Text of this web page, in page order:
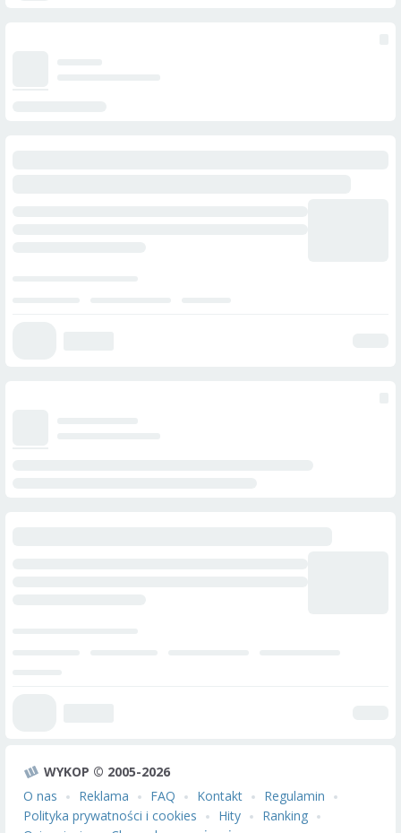
WYKOP © 2005-2026
O nas
Reklama FAQ Kontakt
Regulamin
Polityka prywatności i cookies
Hity
Ranking